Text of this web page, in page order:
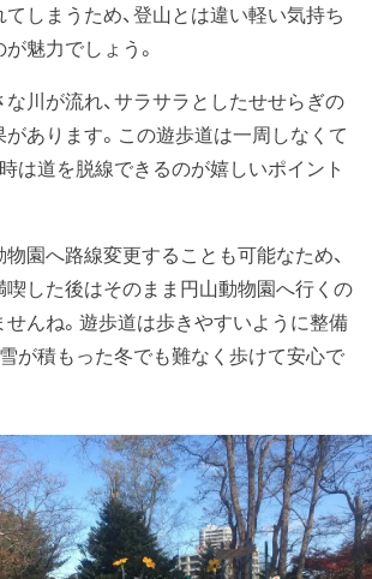
しまうため、登山とは違い軽い気持ち
魅力でしょう。
川が流れ、サラサラとしたせせらぎの
あります。この遊歩道は一周しなくて
は道を脱線できるのが嬉しいポイント
園へ路線変更することも可能なため、
喫した後はそのまま円山動物園へ行くの
せんね。遊歩道は歩きやすいように整備
が積もった冬でも難なく歩けて安心で